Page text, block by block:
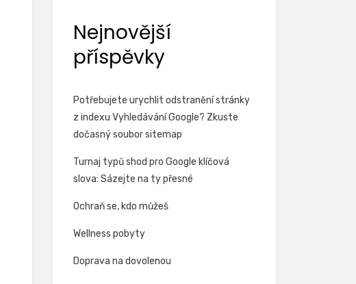
Nejnovější
příspěvky
Potřebujete urychlit odstranění stránky
z indexu Vyhledávání Google? Zkuste
dočasný soubor sitemap
Turnaj typů shod pro Google klíčová
slova: Sázejte na ty přesné
Ochraň se, kdo můžeš
Wellness pobyty
Doprava na dovolenou